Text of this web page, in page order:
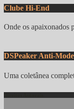
Clube Hi-End
Onde os apaixonados
DSPeaker Anti-Mode
Uma coletânea